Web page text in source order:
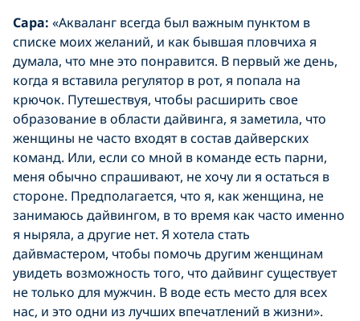
Сара: «Акваланг всегда был важным пунктом в
списке моих желаний, и как бывшая пловчиха я
думала, что мне это понравится. В первый же день,
когда я вставила регулятор в рот, я попала на
крючок. Путешествуя, чтобы расширить свое
образование в области дайвинга, я заметила, что
женщины не часто входят в состав дайверских
команд. Или, если со мной в команде есть парни,
меня обычно спрашивают, не хочу ли я остаться в
стороне. Предполагается, что я, как женщина, не
занимаюсь дайвингом, в то время как часто именно
я ныряла, а другие нет. Я хотела стать
дайвмастером, чтобы помочь другим женщинам
увидеть возможность того, что дайвинг существует
не только для мужчин. В воде есть место для всех
нас, и это одни из лучших впечатлений в жизни».